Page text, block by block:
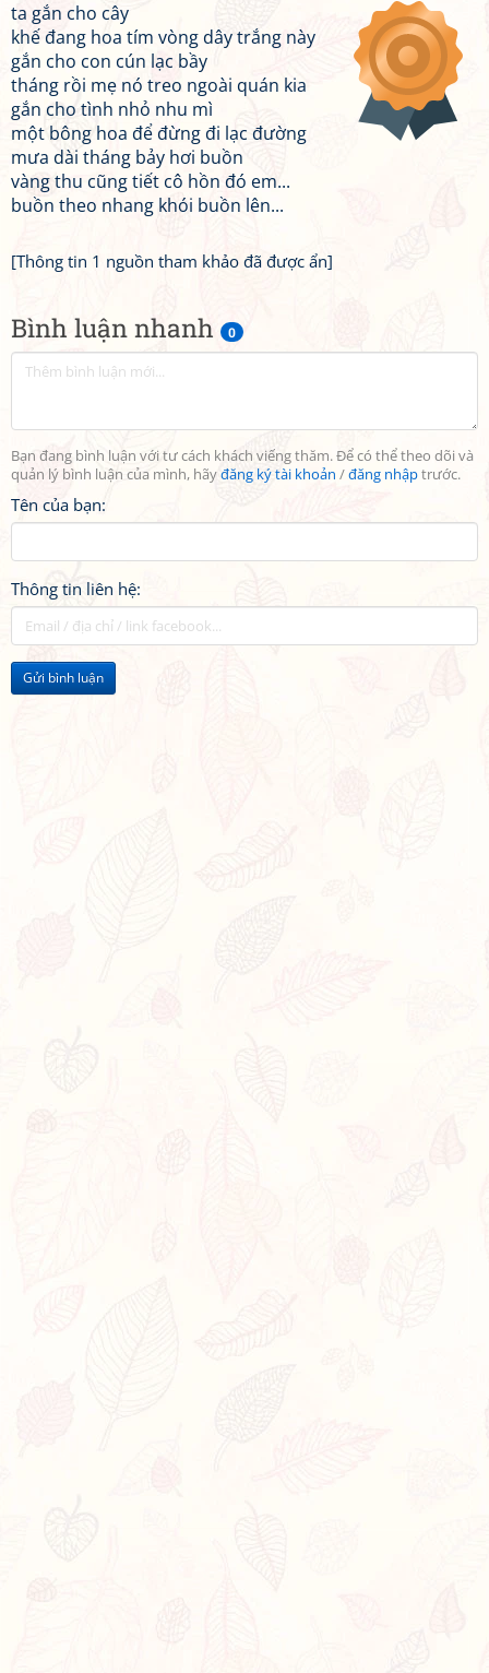
Bình luận nhanh 0
Bạn đang bình luận với tư cách khách viếng thăm. Để có thể theo dõi và
quản lý bình luận của mình, hãyđăng ký tài khoản /đăng nhậptrước.
Tên của bạn:
Thông tin liên hệ:
Gửi bình luận
ta gắn cho cây
khế đang hoa tím vòng dây trắng này
gắn cho con cún lạc bầy
tháng rồi mẹ nó treo ngoài quán kia
gắn cho tình nhỏ nhu mì
một bông hoa để đừng đi lạc đường
mưa dài tháng bảy hơi buồn
vàng thu cũng tiết cô hồn đó em...
buồn theo nhang khói buồn lên...
[Thông tin 1 nguồn tham khảo đã được ẩn]